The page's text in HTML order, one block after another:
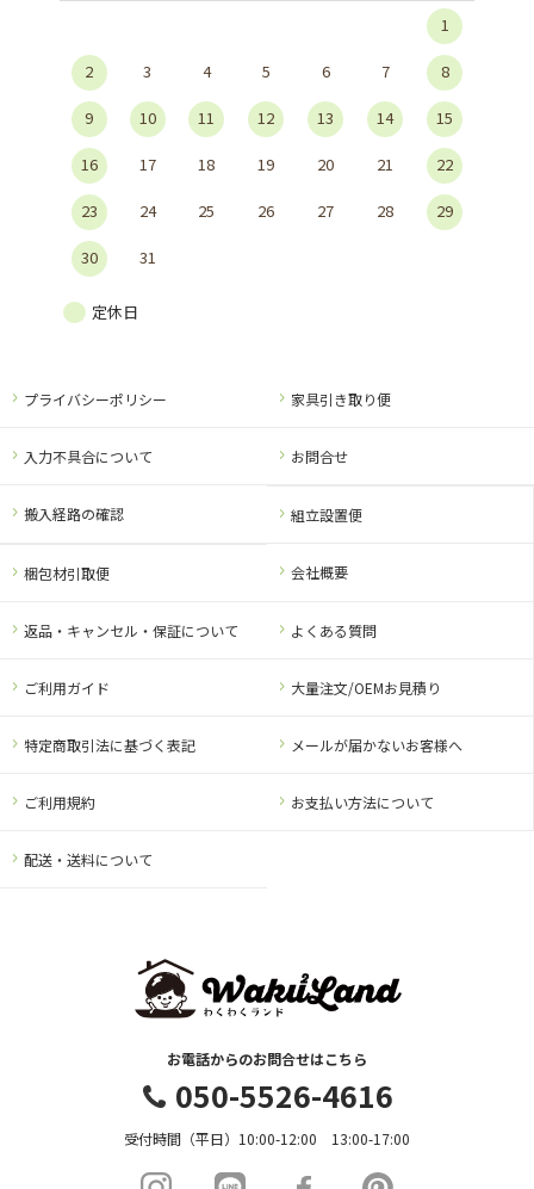
1
2 3 4 5 6 7 8
9 10 11 12 13 14 15
16 17 18 19 20 21 22
23 24 25 26 27 28 29
30 31
定休日
お電話からのお問合せはこちら
050-5526-4616
受付時間（平日）10:00-12:00 13:00-17:00
組立設置便
ご利用ガイド
ご利用規約
会社概要
大量注文/OEMお見積り
お支払い方法について
よくある質問
特定商取引法に基づく表記
配送・送料について
梱包材引取便
メールが届かないお客様へ
返品・キャンセル・保証について
プライバシーポリシー 家具引き取り便
入力不具合について お問合せ
搬入経路の確認